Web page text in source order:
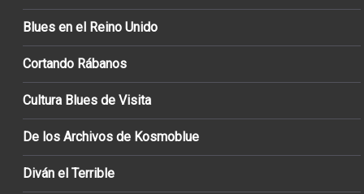
Blues en el Reino Unido
Cortando Rábanos
Cultura Blues de Visita
De los Archivos de Kosmoblue
Diván el Terrible